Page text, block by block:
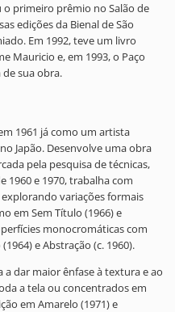
o primeiro prêmio no Salão de
edições da Bienal de São
Em 1992, teve um livro
Mauricio e, em 1993, o Paço
sua obra.
1961 já como um artista
Japão. Desenvolve uma obra
pela pesquisa de técnicas,
1960 e 1970, trabalha com
variações formais
em Sem Título (1966) e
monocromáticas com
e Abstração (c. 1960).
a dar maior ênfase à textura e ao
a tela ou concentrados em
em Amarelo (1971) e